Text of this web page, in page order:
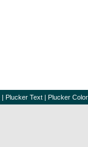
| Plucker Text | Plucker Color